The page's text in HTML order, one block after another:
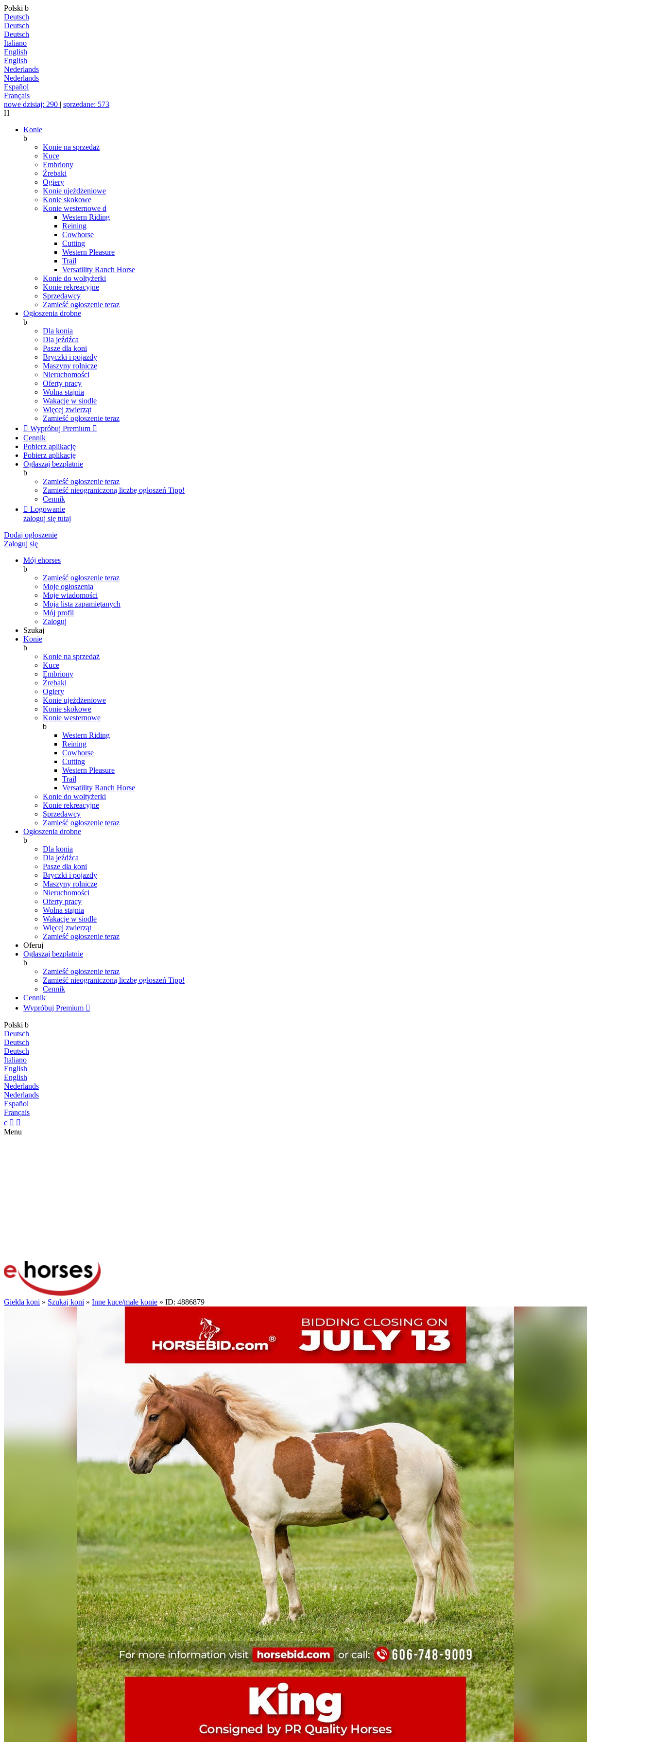
Polski b
Deutsch
Deutsch
Deutsch
Italiano
English
English
Nederlands
Nederlands
Español
Français
nowe dzisiaj: 290 | sprzedane: 573
H
Konie
b
Konie na sprzedaż
Kuce
Embriony
Źrebaki
Ogiery
Konie ujeżdżeniowe
Konie skokowe
Konie westernowe d
Western Riding
Reining
Cowhorse
Cutting
Western Pleasure
Trail
Versatility Ranch Horse
Konie do woltyżerki
Konie rekreacyjne
Sprzedawcy
Zamieść ogłoszenie teraz
Ogłoszenia drobne
b
Dla konia
Dla jeźdźca
Pasze dla koni
Bryczki i pojazdy
Maszyny rolnicze
Nieruchomości
Oferty pracy
Wolna stajnia
Wakacje w siodle
Więcej zwierząt
Zamieść ogłoszenie teraz
 Wypróbuj Premium 
Cennik
Pobierz aplikację
Pobierz aplikację
Ogłaszaj bezpłatnie
b
Zamieść ogłoszenie teraz
Zamieść nieograniczoną liczbę ogłoszeń Tipp!
Cennik
 Logowanie
zaloguj się tutaj
Dodaj ogłoszenie
Zaloguj się
Mój ehorses
b
Zamieść ogłoszenie teraz
Moje ogłoszenia
Moje wiadomości
Moja lista zapamiętanych
Mój profil
Zaloguj
Szukaj
Konie
b
Konie na sprzedaż
Kuce
Embriony
Źrebaki
Ogiery
Konie ujeżdżeniowe
Konie skokowe
Konie westernowe
b
Western Riding
Reining
Cowhorse
Cutting
Western Pleasure
Trail
Versatility Ranch Horse
Konie do woltyżerki
Konie rekreacyjne
Sprzedawcy
Zamieść ogłoszenie teraz
Ogłoszenia drobne
b
Dla konia
Dla jeźdźca
Pasze dla koni
Bryczki i pojazdy
Maszyny rolnicze
Nieruchomości
Oferty pracy
Wolna stajnia
Wakacje w siodle
Więcej zwierząt
Zamieść ogłoszenie teraz
Oferuj
Ogłaszaj bezpłatnie
b
Zamieść ogłoszenie teraz
Zamieść nieograniczoną liczbę ogłoszeń Tipp!
Cennik
Cennik
Wypróbuj Premium 
Polski b
Deutsch
Deutsch
Deutsch
Italiano
English
English
Nederlands
Nederlands
Español
Français
c  
Menu
Giełda koni » Szukaj koni » Inne kuce/małe konie » ID: 4886879